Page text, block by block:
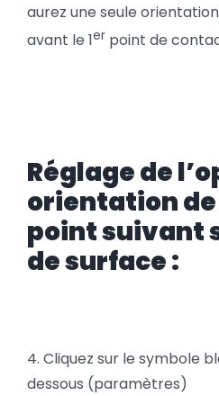
aurez une seule
avant le 1erpoint de
Réglage de
orientation
point suivant
de surface :
4. Cliquez sur le symbole
dessous (paramètres)